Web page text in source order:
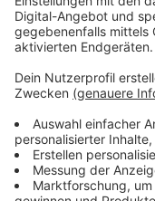
kleineren
privat oder auf
... die
die
... spätestens
abgeschaltet
... auf weitere